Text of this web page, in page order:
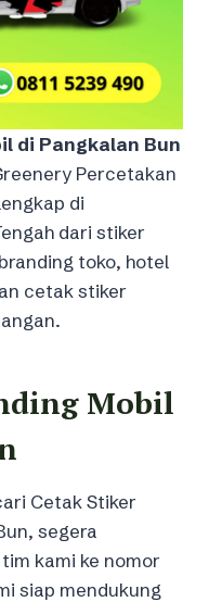
di Pangkalan Bun
Percetakan
di
dari stiker
toko, hotel
cetak stiker
Mobil
Cetak Stiker
segera
kami ke nomor
siap mendukung